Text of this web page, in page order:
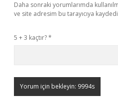
Daha sonraki yorumlarımda
ve site adresim bu tarayıcıya
5 + 3 kaçtır?*